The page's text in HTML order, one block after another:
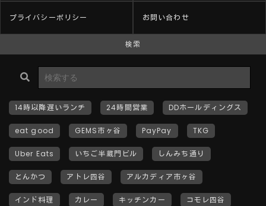
プライバシーポリシー お問い合わせ
検索
14時以降遅いランチ 24時間営業 DDホールディングス
eat good GEMS市ヶ谷 PayPay TKG
Uber Eats いちご半蔵門ビル しんみち通り
とんかつ アトレ四谷 アルカディア市ヶ谷
インド料理 カレー キッチンカー コモレ四谷